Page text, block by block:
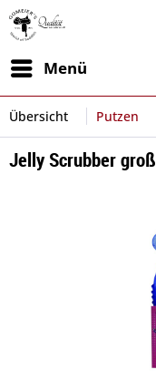
Menü
Übersicht Putzen
Jelly Scrubber groß